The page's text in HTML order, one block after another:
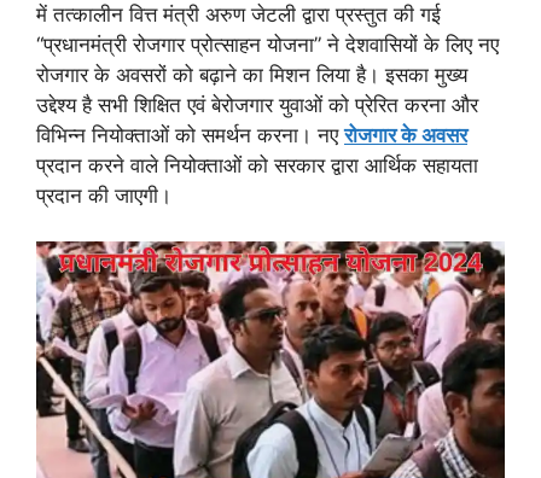
में तत्कालीन वित्त मंत्री अरुण जेटली द्वारा प्रस्तुत की गई
“प्रधानमंत्री रोजगार प्रोत्साहन योजना” ने देशवासियों के लिए नए
रोजगार के अवसरों को बढ़ाने का मिशन लिया है। इसका मुख्य
उद्देश्य है सभी शिक्षित एवं बेरोजगार युवाओं को प्रेरित करना और
विभिन्न नियोक्ताओं को समर्थन करना। नएरोजगार के अवसर
प्रदान करने वाले नियोक्ताओं को सरकार द्वारा आर्थिक सहायता
प्रदान की जाएगी।